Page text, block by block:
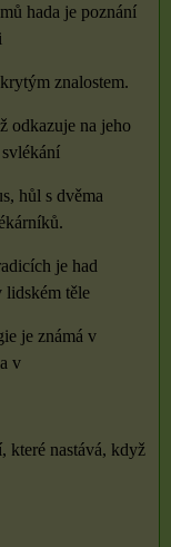
hada je poznání
znalostem.
odkazuje na jeho
hůl s dvěma
je had
lidském těle
je známá v
v
které nastává, když